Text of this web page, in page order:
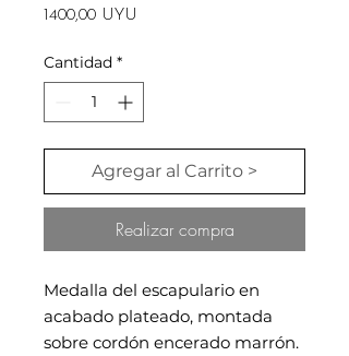
1400,00 UYU
Cantidad *
Agregar al Carrito >
Realizar compra
Medalla del escapulario en
acabado plateado, montada
sobre cordón encerado marrón.